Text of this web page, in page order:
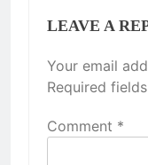
LEAVE A
Your email
Required
Comment *